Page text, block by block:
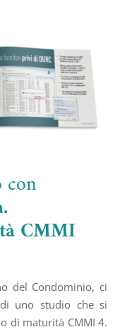
con
CMMI
del Condominio, ci
uno studio che si
di maturità CMMI 4.